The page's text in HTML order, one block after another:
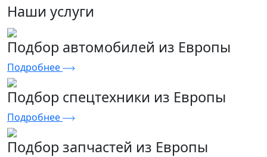
Наши услуги
Подбор автомобилей из Европы
Подробнее
Подбор спецтехники из Европы
Подробнее
Подбор запчастей из Европы